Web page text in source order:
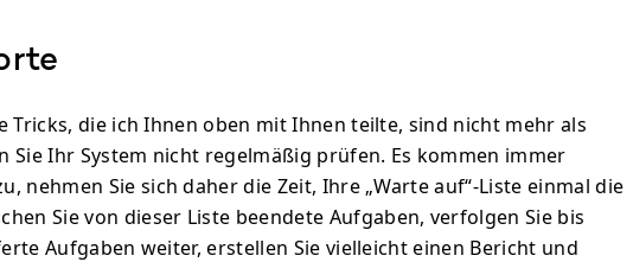
Tricks, die ich Ihnen oben mit Ihnen teilte, sind nicht mehr als
Sie Ihr System nicht regelmäßig prüfen. Es kommen immer
nehmen Sie sich daher die Zeit, Ihre „Warte auf“-Liste einmal die
Sie von dieser Liste beendete Aufgaben, verfolgen Sie bis
Aufgaben weiter, erstellen Sie vielleicht einen Bericht und